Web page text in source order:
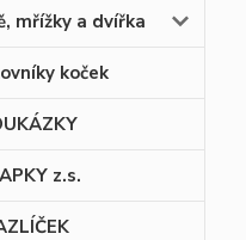
mřížky a dvířka
koček
z.s.